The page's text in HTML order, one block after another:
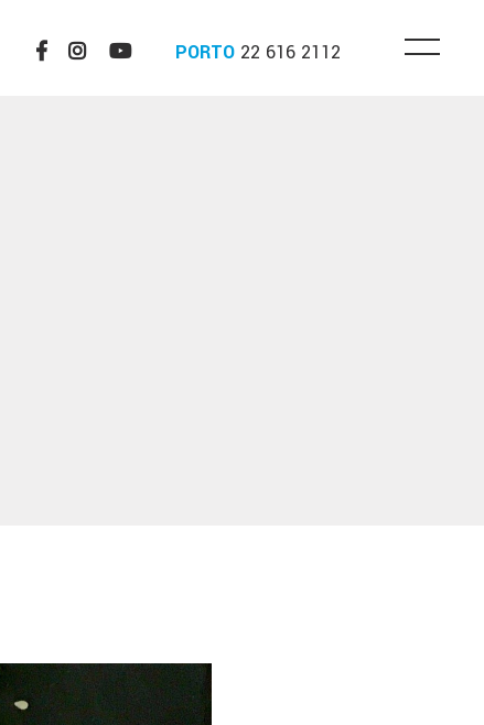
PORTO 22 616 2112